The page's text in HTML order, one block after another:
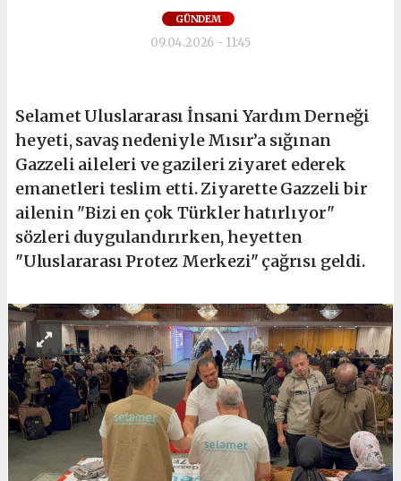
GÜNDEM
09.04.2026 - 11:45
Selamet Uluslararası İnsani Yardım Derneği
heyeti, savaş nedeniyle Mısır’a sığınan
Gazzeli aileleri ve gazileri ziyaret ederek
emanetleri teslim etti. Ziyarette Gazzeli bir
ailenin "Bizi en çok Türkler hatırlıyor"
sözleri duygulandırırken, heyetten
"Uluslararası Protez Merkezi" çağrısı geldi.